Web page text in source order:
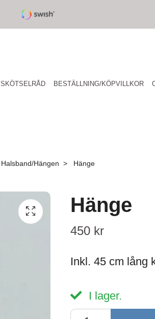
SKÖTSELRÅD BESTÄLLNING/KÖPVILLKOR
Halsband/Hängen Hänge
Hänge
450 kr
Inkl. 45 cm lång
I lager.